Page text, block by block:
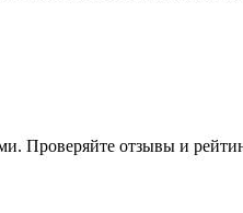
Проверяйте отзывы и